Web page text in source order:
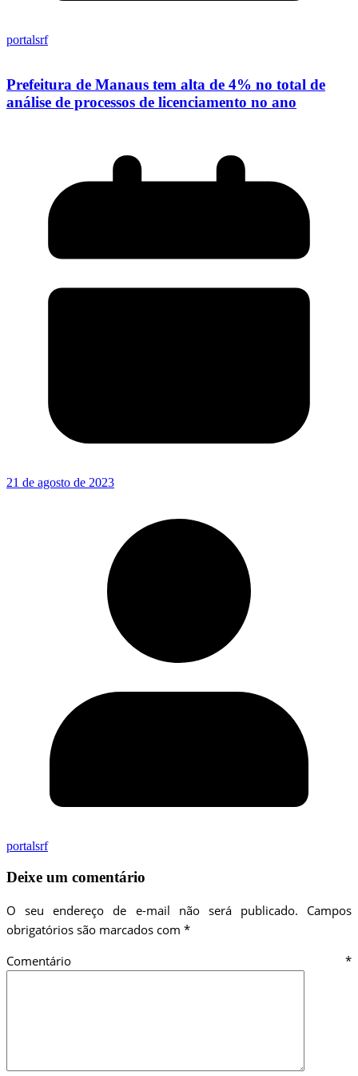
portalsrf
Prefeitura de Manaus tem alta de 4% no total de
análise de processos de licenciamento no ano
21 de agosto de 2023
portalsrf
Deixe um comentário
O seu endereço de e-mail não será publicado.
Campos
obrigatórios são marcados com *
Comentário *